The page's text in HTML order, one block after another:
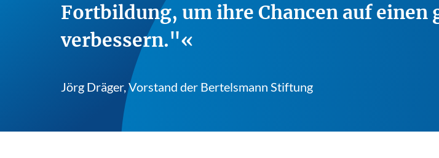
Fortbildung, um ihre Chancen auf einen
verbessern."
Jörg Dräger, Vorstand der Bertelsmann Stiftung